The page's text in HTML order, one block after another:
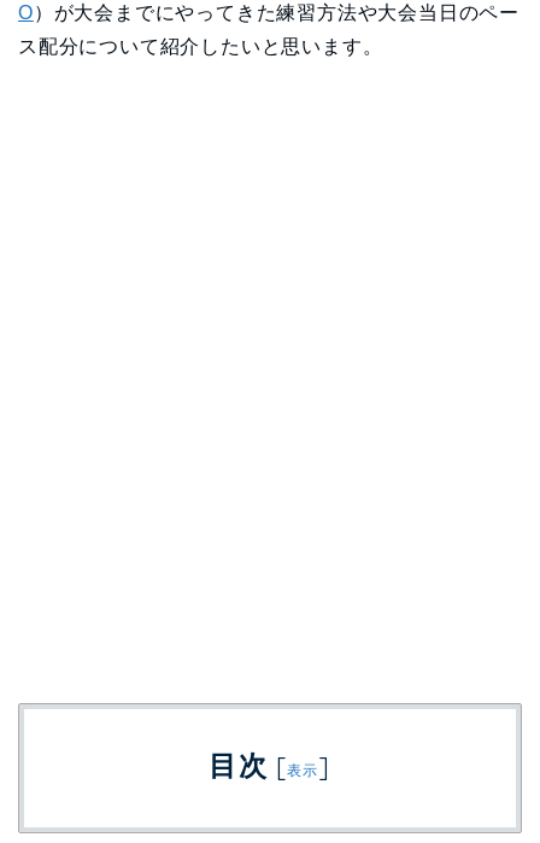
O）が大会までにやってきた練習方法や大会当日のペー
ス配分について紹介したいと思います。
目次 [表示]